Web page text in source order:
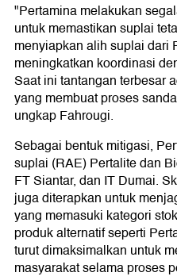
"Pertamina melakukan
untuk memastikan suplai
menyiapkan alih suplai dari
meningkatkan koordinasi
Saat ini tantangan terbesar
yang membuat proses
ungkap Fahrougi.
Sebagai bentuk mitigasi,
suplai (RAE) Pertalite dan
FT Siantar, dan IT Dumai.
juga diterapkan untuk
yang memasuki kategori
produk alternatif seperti
turut dimaksimalkan untuk
masyarakat selama proses